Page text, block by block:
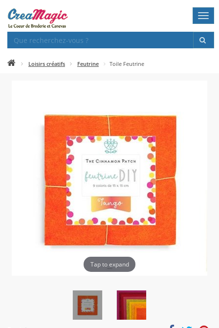
Loisirs créatifs Feutrine Toile Feutrine
Tap to expand